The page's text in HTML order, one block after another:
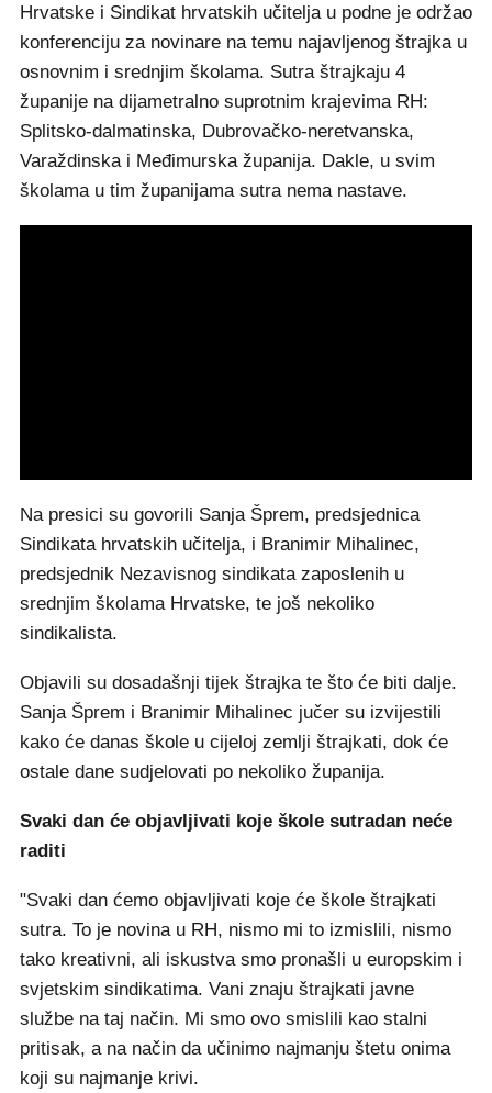
Hrvatske i Sindikat hrvatskih učitelja u podne je održao
konferenciju za novinare na temu najavljenog štrajka u
osnovnim i srednjim školama. Sutra štrajkaju 4
županije na dijametralno suprotnim krajevima RH:
Splitsko-dalmatinska, Dubrovačko-neretvanska,
Varaždinska i Međimurska županija. Dakle, u svim
školama u tim županijama sutra nema nastave.
Na presici su govorili Sanja Šprem, predsjednica
Sindikata hrvatskih učitelja, i Branimir Mihalinec,
predsjednik Nezavisnog sindikata zaposlenih u
srednjim školama Hrvatske, te još nekoliko
sindikalista.
Objavili su dosadašnji tijek štrajka te što će biti dalje.
Sanja Šprem i Branimir Mihalinec jučer su izvijestili
kako će danas škole u cijeloj zemlji štrajkati, dok će
ostale dane sudjelovati po nekoliko županija.
Svaki dan će objavljivati koje škole sutradan neće
raditi
"Svaki dan ćemo objavljivati koje će škole štrajkati
sutra. To je novina u RH, nismo mi to izmislili, nismo
tako kreativni, ali iskustva smo pronašli u europskim i
svjetskim sindikatima. Vani znaju štrajkati javne
službe na taj način. Mi smo ovo smislili kao stalni
pritisak, a na način da učinimo najmanju štetu onima
koji su najmanje krivi.